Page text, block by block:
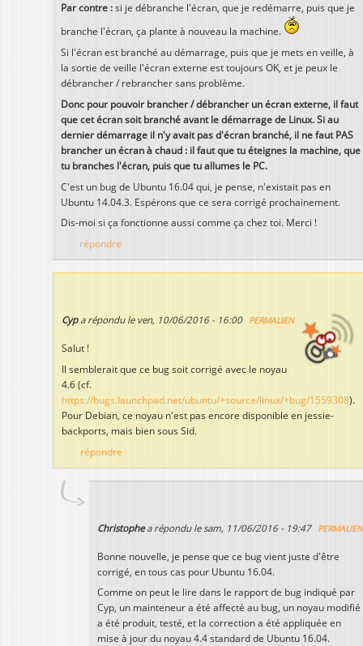
Par contre : si je débranche l'écran, que je redémarre, puis que je
branche l'écran, ça plante à nouveau la machine.
Si l'écran est branché au démarrage, puis que je mets en veille, à
la sortie de veille l'écran externe est toujours OK, et je peux le
débrancher / rebrancher sans problème.
Donc pour pouvoir brancher / débrancher un écran externe, il faut
que cet écran soit branché avant le démarrage de Linux. Si au
dernier démarrage il n'y avait pas d'écran branché, il ne faut PAS
brancher un écran à chaud : il faut que tu éteignes la machine, que
tu branches l'écran, puis que tu allumes le PC.
C'est un bug de Ubuntu 16.04 qui, je pense, n'existait pas en
Ubuntu 14.04.3. Espérons que ce sera corrigé prochainement.
Dis-moi si ça fonctionne aussi comme ça chez toi. Merci !
répondre
Cypa répondu le ven, 10/06/2016 - 16:00 PERMALIEN
Salut !
Il semblerait que ce bug soit corrigé avec le noyau
4.6 (cf.
https://bugs.launchpad.net/ubuntu/+source/linux/+bug/1559308).
Pour Debian, ce noyau n'est pas encore disponible en jessie-
backports, mais bien sous Sid.
répondre
Christophea répondu le sam, 11/06/2016 - 19:47 PERMALIEN
Bonne nouvelle, je pense que ce bug vient juste d'être
corrigé, en tous cas pour Ubuntu 16.04.
Comme on peut le lire dans le rapport de bug indiqué par
Cyp, un mainteneur a été affecté au bug, un noyau modifié
a été produit, testé, et la correction a été appliquée en
mise à jour du noyau 4.4 standard de Ubuntu 16.04.